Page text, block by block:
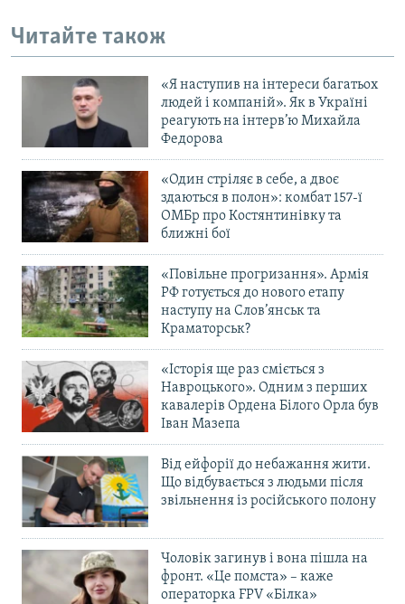
Читайте також
«Я наступив на інтереси багатьох
людей і компаній». Як в Україні
реагують на інтерв’ю Михайла
Федорова
«Один стріляє в себе, а двоє
здаються в полон»: комбат 157-ї
ОМБр про Костянтинівку та
ближні бої
«Повільне прогризання». Армія
РФ готується до нового етапу
наступу на Слов’янськ та
Краматорськ?
«Історія ще раз сміється з
Навроцького». Одним з перших
кавалерів Ордена Білого Орла був
Іван Мазепа
Від ейфорії до небажання жити.
Що відбувається з людьми після
звільнення із російського полону
Чоловік загинув і вона пішла на
фронт. «Це помста» – каже
операторка FPV «Білка»